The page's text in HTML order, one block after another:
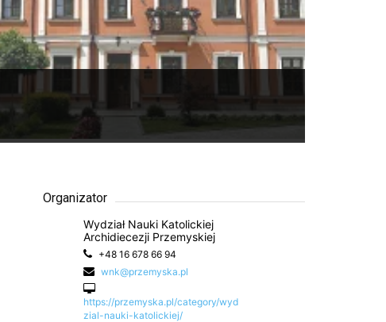
Organizator
Wydział Nauki Katolickiej
Archidiecezji Przemyskiej
+48 16 678 66 94
wnk@przemyska.pl
https://przemyska.pl/category/wyd
zial-nauki-katolickiej/